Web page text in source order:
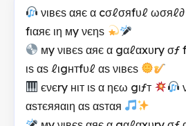
νιвєѕ αяє α cσℓσяfυℓ ωσяℓ∂
fιαяє ιη мy νєηѕ
мy νιвєѕ αяє α gαℓαxυry σƒ
ιѕ αѕ ℓιgнтfυℓ αѕ νιвєѕ
єνєry нιт ιѕ α ηєω gιƒт
αѕтєяяαιη αѕ αѕтαя